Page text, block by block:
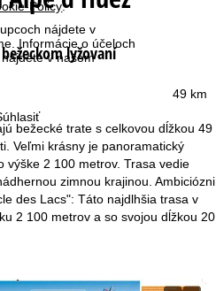
Policy.
nájdete v
Informácie o účeloch
v našom
lyžovaní
49 km
bežecké trate s celkovou dĺžkou 49
Veľmi krásny je panoramatický
výške 2 100 metrov. Trasa vedie
zimnou krajinou. Ambiciózni
des Lacs": Táto najdlhšia trasa v
2 100 metrov a so svojou dĺžkou 20